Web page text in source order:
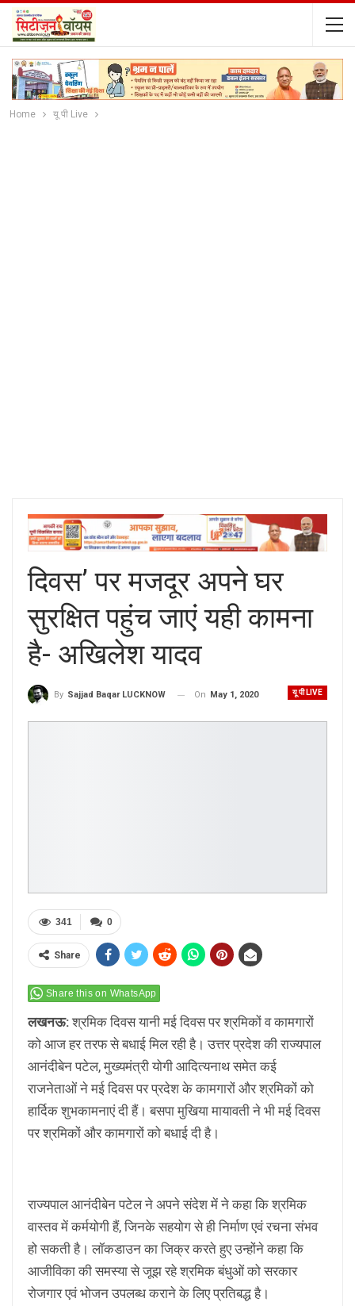
Home यू पी Live
दिवस’ पर मजदूर अपने घर
सुरक्षित पहुंच जाएं यही कामना
है- अखिलेश यादव
यू पी LIVE
By Sajjad Baqar LUCKNOW On May 1, 2020
0
341
Share
Share this on WhatsApp
लखनऊ:श्रमिक दिवस यानी मई दिवस पर श्रमिकों व कामगारों
को आज हर तरफ से बधाई मिल रही है। उत्तर प्रदेश की राज्यपाल
आनंदीबेन पटेल, मुख्यमंत्री योगी आदित्यनाथ समेत कई
राजनेताओं ने मई दिवस पर प्रदेश के कामगारों और श्रमिकों को
हार्दिक शुभकामनाएं दी हैं। बसपा मुखिया मायावती ने भी मई दिवस
पर श्रमिकों और कामगारों को बधाई दी है।
राज्यपाल आनंदीबेन पटेल ने अपने संदेश में ने कहा कि श्रमिक
वास्तव में कर्मयोगी हैं, जिनके सहयोग से ही निर्माण एवं रचना संभव
हो सकती है। लॉकडाउन का जिक्र करते हुए उन्होंने कहा कि
आजीविका की समस्या से जूझ रहे श्रमिक बंधुओं को सरकार
रोजगार एवं भोजन उपलब्ध कराने के लिए प्रतिबद्ध है।